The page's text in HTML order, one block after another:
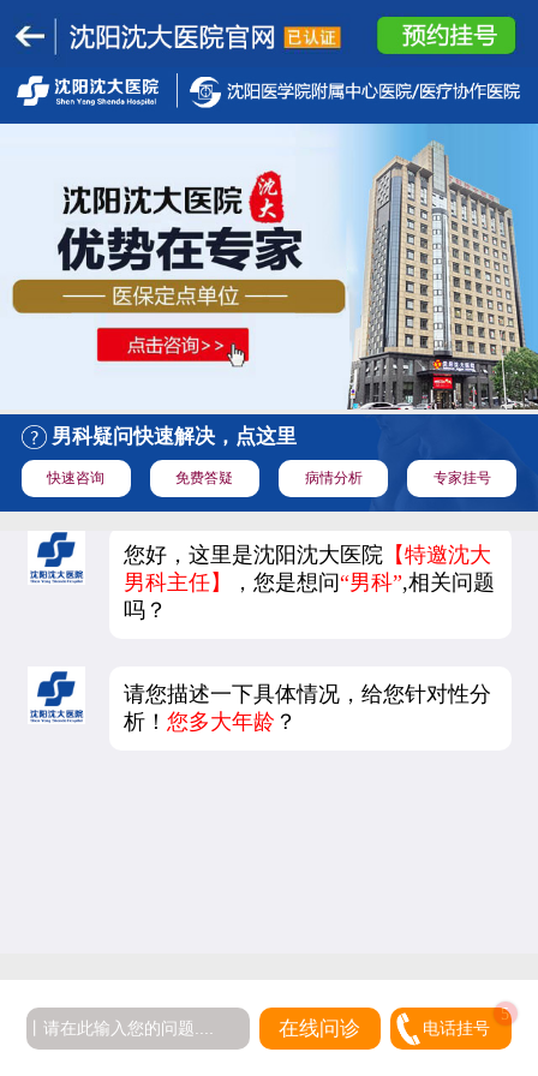
男科疑问快速解决，点这里
快速咨询 免费答疑 病情分析 专家挂号
您好，这里是沈阳沈大医院 【特邀沈大
男科主任】
，您是想问“男科”,相关问题
吗？
请您描述一下具体情况，给您针对性分
析！您多大年龄 ？
在线问诊 电话挂号